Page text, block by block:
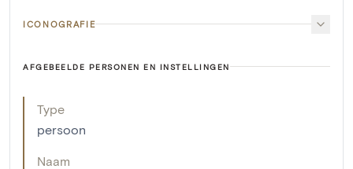
ICONOGRAFIE
AFGEBEELDE PERSONEN EN INSTELLINGEN
Type
persoon
Naam